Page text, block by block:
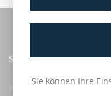
SERVICE
Anmelden
Sie können Ihre